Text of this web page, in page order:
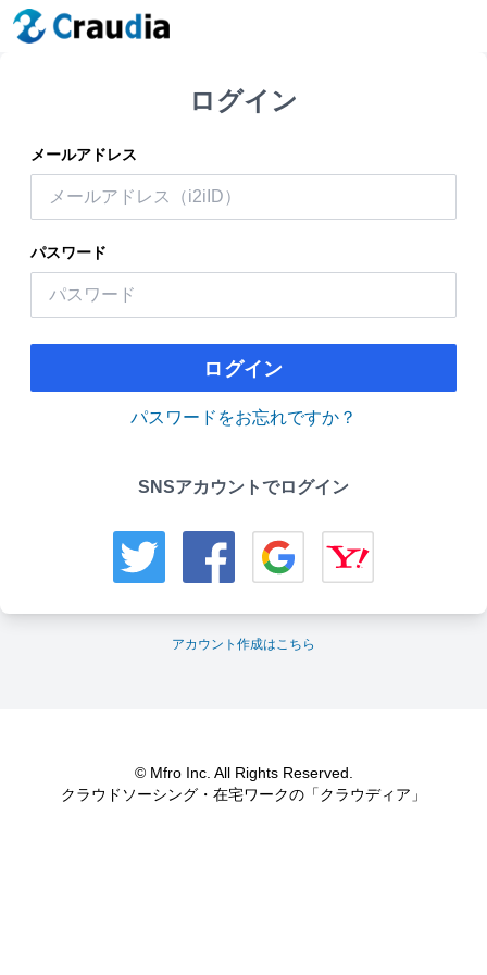
ログイン
メールアドレス
パスワード
ログイン
パスワードをお忘れですか？
SNSアカウントでログイン
アカウント作成はこちら
© Mfro Inc. All Rights Reserved.
クラウドソーシング・在宅ワークの「クラウディア」